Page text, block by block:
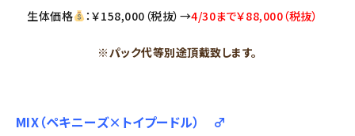
生体価格 ：￥158,000（税抜）→4/30まで￥88,000（税抜）
※パック代等別途頂戴致します。
MIX（ペキニーズ×トイプードル） ♂